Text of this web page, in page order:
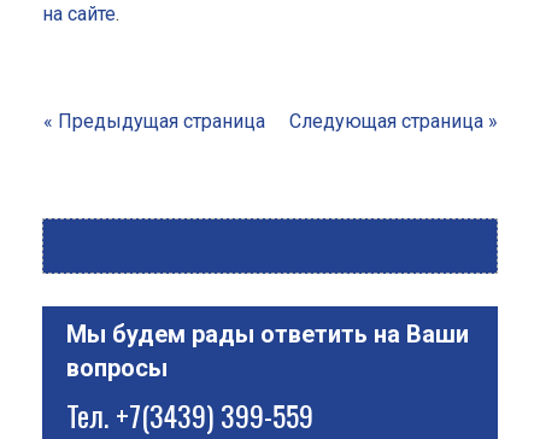
на сайте.
« Предыдущая страница Следующая страница »
Мы будем рады ответить на Ваши
вопросы
Тел.+7(3439) 399-559